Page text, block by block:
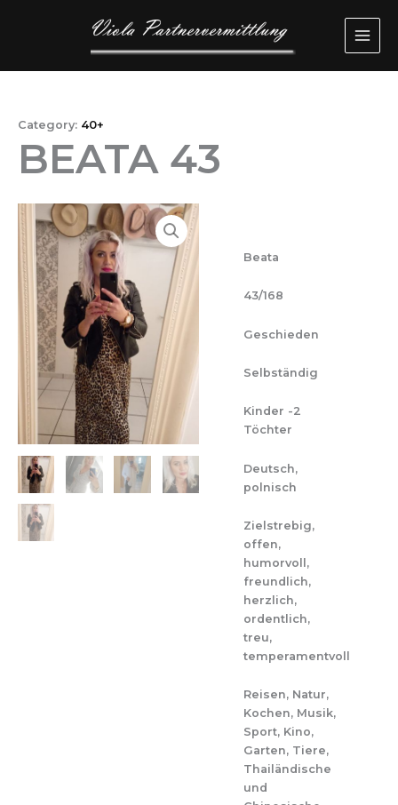
Category: 40+
BEATA 43
Beata
43/168
Geschieden
Selbständig
Kinder -2
Töchter
Deutsch,
polnisch
Zielstrebig,
offen,
humorvoll,
freundlich,
herzlich,
ordentlich,
treu,
temperamentvoll
Reisen, Natur,
Kochen, Musik,
Sport, Kino,
Garten, Tiere,
Thailändische
und